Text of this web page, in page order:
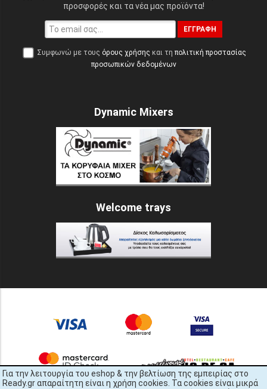
Για την λειτουργία του eshop & την βελτίωση της εμπειρίας στο
Ready.gr απαραίτητη είναι η χρήση cookies. Τα cookies είναι μικρά
προσφορές και τα νέα μας προϊόντα!
ΕΓΓΡΑΦΉ
Συμφωνώ με τους όρους χρήσης και τη πολιτική προστασίας
προσωπικών δεδομένων
Dynamic Mixers
Welcome trays